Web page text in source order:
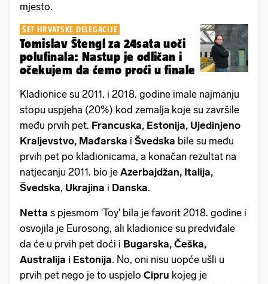
mjesto.
ŠEF HRVATSKE DELEGACIJE
Tomislav Štengl za 24sata uoči
polufinala: Nastup je odličan i
očekujem da ćemo proći u finale
Kladionice su 2011. i 2018. godine imale najmanju
stopu uspjeha (20%) kod zemalja koje su završile
među prvih pet. Francuska, Estonija, Ujedinjeno
Kraljevstvo, Mađarska i Švedska bile su među
prvih pet po kladionicama, a konačan rezultat na
natjecanju 2011. bio je Azerbajdžan, Italija,
Švedska, Ukrajina i Danska.
Netta s pjesmom 'Toy' bila je favorit 2018. godine i
osvojila je Eurosong, ali kladionice su predviđale
da će u prvih pet doći i Bugarska, Češka,
Australija i Estonija. No, oni nisu uopće ušli u
prvih pet nego je to uspjelo Cipru kojeg je